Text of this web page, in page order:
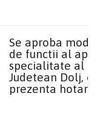
Se aproba
de functii al
specialitate al
Judetean Dolj,
prezenta